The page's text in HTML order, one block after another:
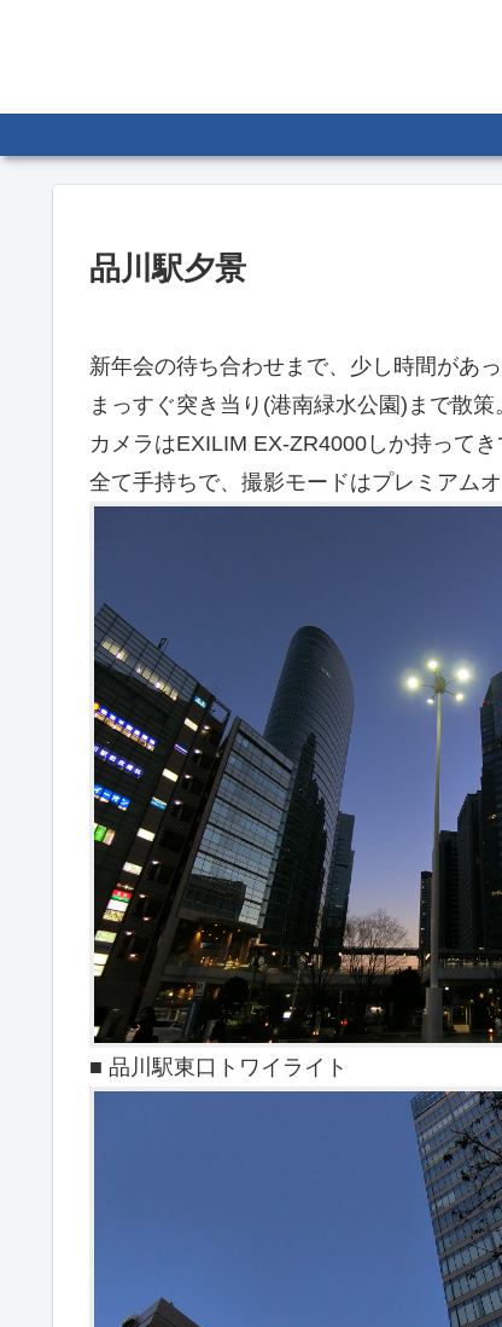
品川駅夕景
新年会の待ち合わせまで、少し時間があ
まっすぐ突き当り(港南緑水公園)まで散策
カメラはEXILIM EX-ZR4000しか持ってき
全て手持ちで、撮影モードはプレミアムオ
■ 品川駅東口トワイライト